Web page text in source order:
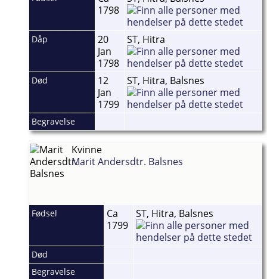
1798
Dåp
20
Jan
1798
ST, Hitra
Død
12
Jan
1799
ST, Hitra, Balsnes
Begravelse
Kvinne
Marit Andersdtr. Balsnes
Fødsel
Ca
1799
ST, Hitra, Balsnes
Død
Begravelse